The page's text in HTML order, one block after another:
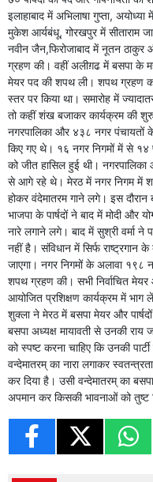
इलाहाबाद में अभिलाषा गुप्ता,
मुकेश आर्यबंधू, गोरखपुर में सीताराम
नवीन जैन,फिरोजाबाद में नूतन ठाकुर
ग्रहण की। वहीं अलीग़ढ में बसपा के
मेयर पद की शपथ ली। शपथ ग्रहण
स्तर पर किया था। समारोह में
तो कहीं शंख बजाकर कार्यक्रम की
नगरपालिका और ४३८ नगर पंचायतों
किए गए थे। १६ नगर निगमों में से १४
को जीत हासिल हुई थी। नगरपालिका
से आगे रहे थे। मेरठ में नगर निगम में
होकर वंदेमातरम गाने लगे। इस दौरान
भाजपा के पार्षदों ने बाद में मोदी और
नारे लगाने लगे। बाद में सुश्री वर्मा ने
नहीं है। संविधान में सिर्फ राष्ट्रगान
जाएगा। नगर निगमों के अलावा
शपथ ग्रहण की। सभी निर्वाचित
आयोजित प्रशिक्षण कार्यक्रम में
शुक्ला ने मेरठ में बसपा मेयर और
बसपा अध्यक्ष मायावती से उनकी राय
को स्पष्ट करना चाहिए कि उनकी
वन्देमातरम् का नारा लगाकर
कर दिया है। उसी वन्देमातरम् का
अपमान कर किसकी भावनाओं को तुष्ट